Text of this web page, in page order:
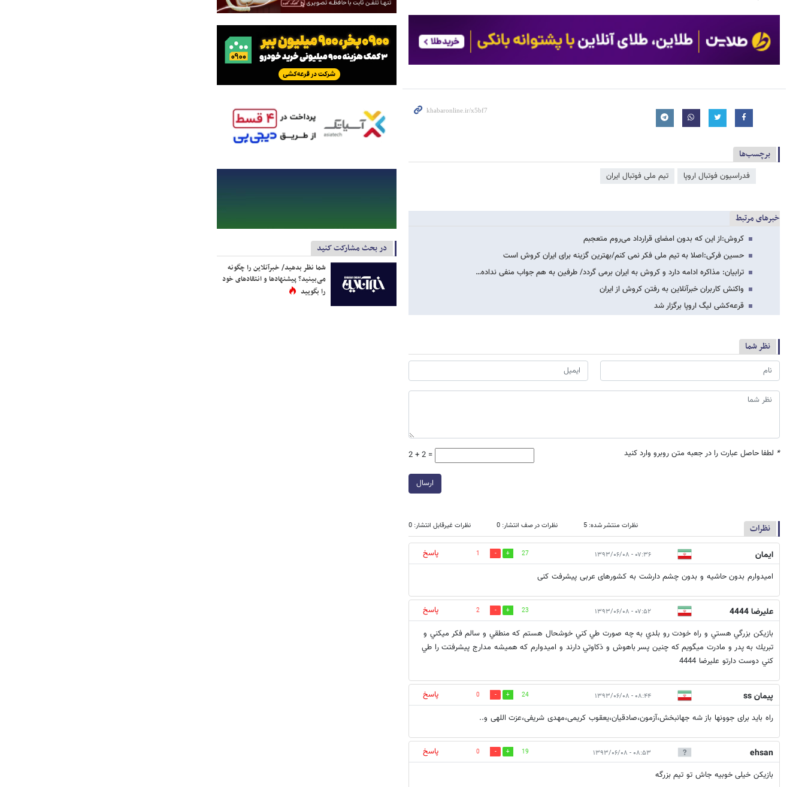
برچسب‌ها
فدراسیون فوتبال اروپا تیم ملی فوتبال ایران
خبرهای مرتبط
کروش:از این که بدون امضای قرارداد می‌روم متعجبم
حسین فرکی:اصلا به تیم ملی فکر نمی کنم/بهترین گزینه برای ایران کروش است
ترابیان: مذاکره ادامه دارد و کروش به ایران برمی گردد/ طرفین به هم جواب منفی نداده…
واکنش کاربران خبرآنلاین به رفتن کروش از ایران
قرعه‌کشی لیگ اروپا برگزار شد
نظر شما
* لطفا حاصل عبارت را در جعبه متن روبرو وارد کنید 2 + 2 =
ارسال
نظرات نظرات منتشر شده: 5 نظرات در صف انتشار: 0 نظرات غیرقابل انتشار: 0
ایمان ۰۷:۳۶ - ۱۳۹۳/۰۶/۰۸ 27
1
پاسخ
امیدوارم بدون حاشیه و بدون چشم دارشت به کشورهای عربی پیشرفت کنی
عليرضا 4444 ۰۷:۵۲ - ۱۳۹۳/۰۶/۰۸ 23
2
پاسخ
بازيكن بزرگي هستي و راه خودت رو بلدي به چه صورت طي كني خوشحال هستم كه منطقي و سالم فكر ميكني و
تبريك به پدر و مادرت ميگويم كه چنين پسر باهوش و ذكاوتي دارند و اميدوارم كه هميشه مدارج پيشرفتت را طي
كني دوست دارتو عليرضا 4444
پیمان ss ۰۸:۴۴ - ۱۳۹۳/۰۶/۰۸ 24
0
پاسخ
راه باید برای جوونها باز شه جهانبخش،آزمون،صادقیان،یعقوب کریمی،مهدی شریفی،عزت اللهی و..
ehsan ۰۸:۵۳ - ۱۳۹۳/۰۶/۰۸ 19
0
پاسخ
بازیکن خیلی خوبیه جاش تو تیم بزرگه
در بحث مشارکت کنید
شما نظر بدهید/ خبرآنلاین را چگونه
می‌بینید؟ پیشنهادها و انتقادهای خود
را بگویید